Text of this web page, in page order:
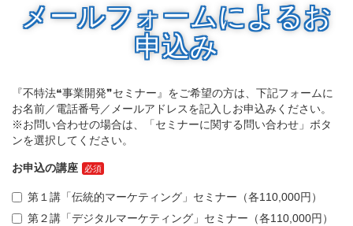
メールフォームによるお
申込み
『不特法❝事業開発❞セミナー』をご希望の方は、下記フォームに
お名前／電話番号／メールアドレスを記入しお申込みください。
※お問い合わせの場合は、「セミナーに関する問い合わせ」ボタ
ンを選択してください。
お申込の講座
第１講「伝統的マーケティング」セミナー（各110,000円）
第２講「デジタルマーケティング」セミナー（各110,000円）